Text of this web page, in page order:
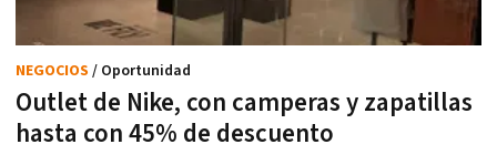
Outlet de Nike, con camperas y zapatillas
hasta con 45% de descuento
NEGOCIOS / Oportunidad